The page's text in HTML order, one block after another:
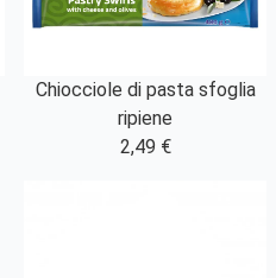
Chiocciole di pasta sfoglia
ripiene
2,49 €